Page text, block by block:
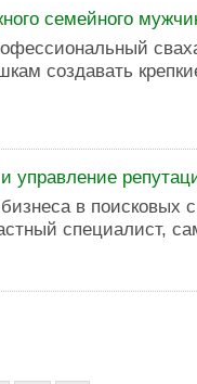
семейного
создавать
управление
в поисковых
специалист,